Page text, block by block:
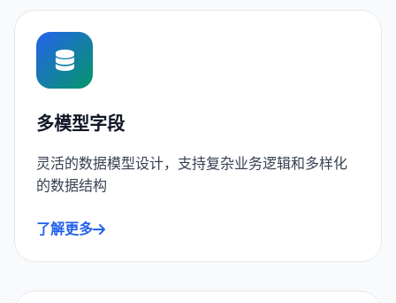
多模型字段
灵活的数据模型设计，支持复杂业务逻辑和多样化
的数据结构
了解更多